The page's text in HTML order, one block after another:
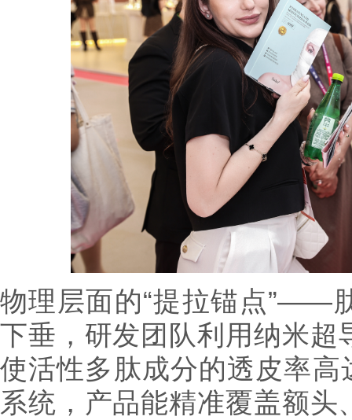
物理层面的“提拉锚点”——
下垂，研发团队利用纳米超
使活性多肽成分的透皮率
系统，产品能精准覆盖额